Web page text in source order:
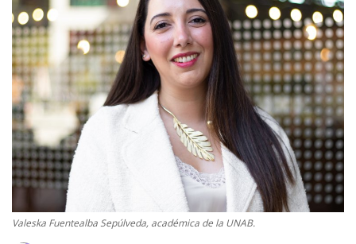
Deporte
Política
Espectáculos
Valeska Fuentealba Sepúlveda, académica de la UNAB.